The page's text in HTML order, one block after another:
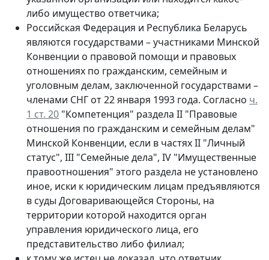
либо имущество ответчика;
Российская Федерация и Республика Беларусь
являются государствами – участниками Минской
Конвенции о правовой помощи и правовых
отношениях по гражданским, семейным и
уголовным делам, заключенной государствами –
членами СНГ от 22 января 1993 года. Согласно ч.
1 ст. 20 "Компетенция" раздела II "Правовые
отношения по гражданским и семейным делам"
Минской Конвенции, если в частях II "Личный
статус", III "Семейные дела", IV "Имущественные
правоотношения" этого раздела не установлено
иное, иски к юридическим лицам предъявляются
в суды Договаривающейся Стороны, на
территории которой находится орган
управления юридического лица, его
представительство либо филиал;